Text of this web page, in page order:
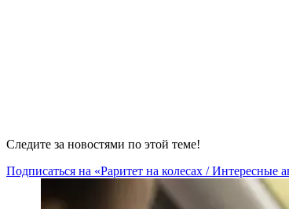
Следите за новостями по этой теме!
Подписаться на «Раритет на колесах / Интересные